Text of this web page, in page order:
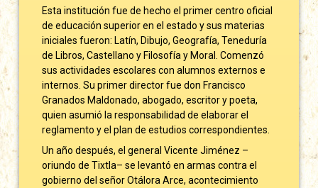
Esta institución fue de hecho el primer centro oficial
de educación superior en el estado y sus materias
iniciales fueron: Latín, Dibujo, Geografía, Teneduría
de Libros, Castellano y Filosofía y Moral. Comenzó
sus actividades escolares con alumnos externos e
internos. Su primer director fue don Francisco
Granados Maldonado, abogado, escritor y poeta,
quien asumió la responsabilidad de elaborar el
reglamento y el plan de estudios correspondientes.
Un año después, el general Vicente Jiménez –
oriundo de Tixtla– se levantó en armas contra el
gobierno del señor Otálora Arce, acontecimiento